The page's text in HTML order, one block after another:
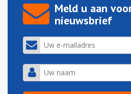
Meld u aan
nieuwsbrief